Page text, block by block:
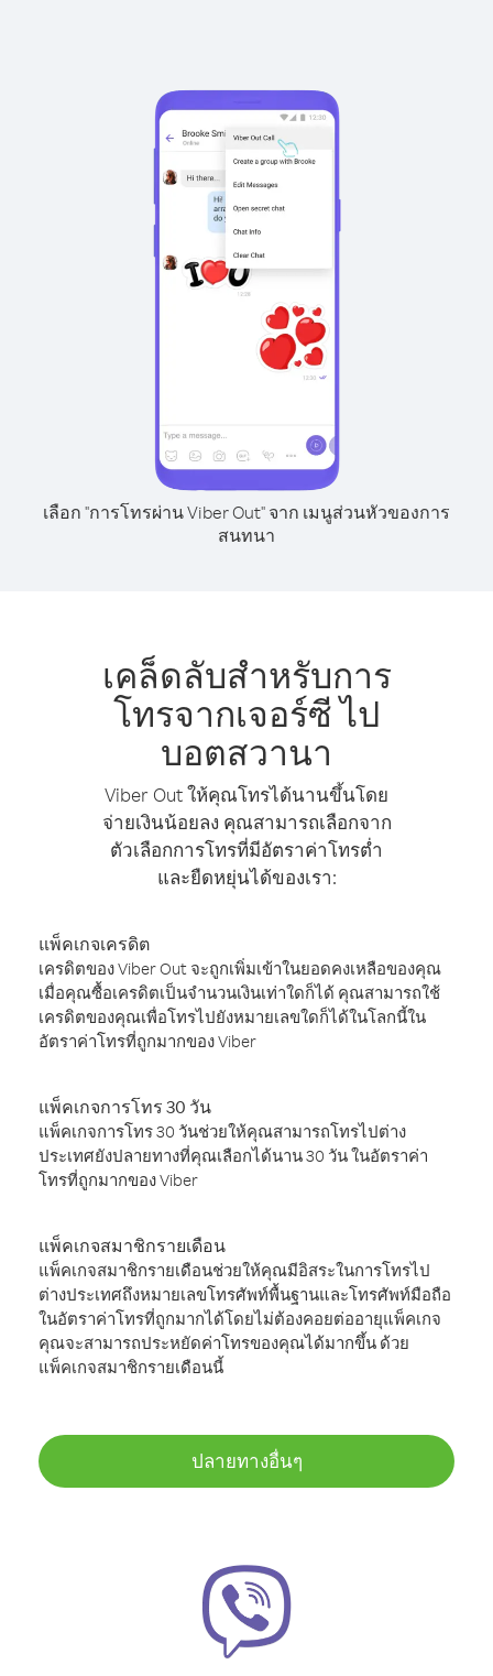
เลือก "การโทรผ่าน Viber Out" จาก เมนูส่วนหัวของการ
สนทนา
เคล็ดลับสำหรับการ
โทรจากเจอร์ซี ไป
บอตสวานา
Viber Out ให้คุณโทรได้นานขึ้นโดย
จ่ายเงินน้อยลง คุณสามารถเลือกจาก
ตัวเลือกการโทรที่มีอัตราค่าโทรต่ำ
และยืดหยุ่นได้ของเรา:
แพ็คเกจเครดิต
เครดิตของ Viber Out จะถูกเพิ่มเข้าในยอดคงเหลือของคุณ
เมื่อคุณซื้อเครดิตเป็นจำนวนเงินเท่าใดก็ได้ คุณสามารถใช้
เครดิตของคุณเพื่อโทรไปยังหมายเลขใดก็ได้ในโลกนี้ใน
อัตราค่าโทรที่ถูกมากของ Viber
แพ็คเกจการโทร 30 วัน
แพ็คเกจการโทร 30 วันช่วยให้คุณสามารถโทรไปต่าง
ประเทศยังปลายทางที่คุณเลือกได้นาน 30 วัน ในอัตราค่า
โทรที่ถูกมากของ Viber
แพ็คเกจสมาชิกรายเดือน
แพ็คเกจสมาชิกรายเดือนช่วยให้คุณมีอิสระในการโทรไป
ต่างประเทศถึงหมายเลขโทรศัพท์พื้นฐานและโทรศัพท์มือถือ
ในอัตราค่าโทรที่ถูกมากได้โดยไม่ต้องคอยต่ออายุแพ็คเกจ
คุณจะสามารถประหยัดค่าโทรของคุณได้มากขึ้น ด้วย
แพ็คเกจสมาชิกรายเดือนนี้
ปลายทางอื่นๆ